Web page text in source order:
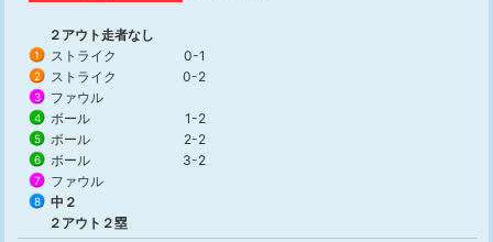
２アウト走者なし
1 ストライク 0-1
2 ストライク 0-2
3 ファウル
4 ボール 1-2
5 ボール 2-2
6 ボール 3-2
7 ファウル
8
中２
２アウト２塁